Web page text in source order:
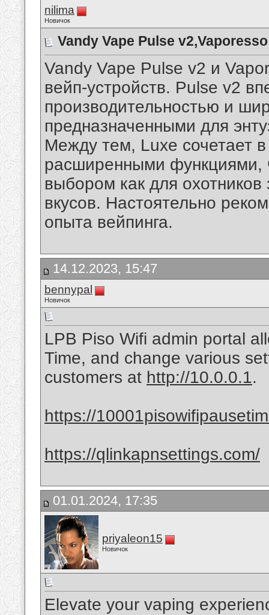
nilima
Новичок
Vandy Vape Pulse
Vandy Vape Pulse v2 и
вейп-устройств. Pulse v2
производительностью и
предназначенными для
Между тем, Luxe сочетает
расширенными функциями,
выбором как для
вкусов. Настоятельно
опыта вейпинга.
14.12.2023, 15:47
bennypal
Новичок
LPB Piso Wifi admin portal
Time, and change various
customers at http://10.0.0.1.
https://
https://qlinkapnsettings.com/
01.01.2024, 17:35
priyaleon15
Новичок
Elevate your vaping